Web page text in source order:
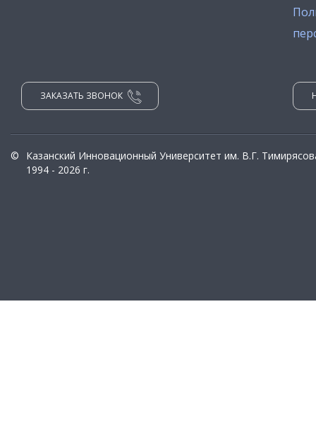
ЗАКАЗАТЬ ЗВОНОК
©
Казанский Инновационный Университет им. В.Г.
1994 - 2026 г.